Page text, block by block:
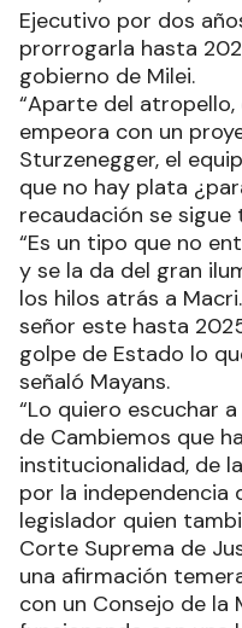
Ejecutivo por dos
prorrogarla hasta
gobierno de Milei.
“Aparte del
empeora con un
Sturzenegger, el
que no hay plata
recaudación se sigue
“Es un tipo que no
y se la da del gran
los hilos atrás a
señor este hasta
golpe de Estado lo
señaló Mayans.
“Lo quiero escuchar
de Cambiemos que
institucionalidad, de
por la independencia
legislador quien
Corte Suprema de
una afirmación
con un Consejo de